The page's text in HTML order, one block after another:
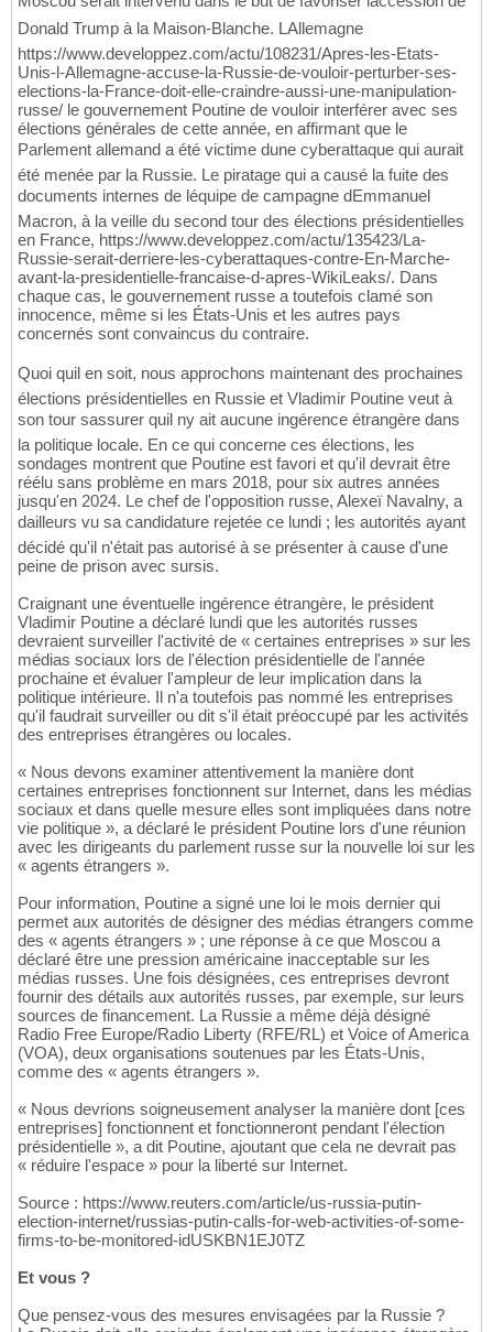
Donald Trump à la Maison-Blanche. LAllemagne
https://www.developpez.com/actu/108231/Apres-les-Etats-
Unis-l-Allemagne-accuse-la-Russie-de-vouloir-perturber-ses-
elections-la-France-doit-elle-craindre-aussi-une-manipulation-
russe/ le gouvernement Poutine de vouloir interférer avec ses
élections générales de cette année, en affirmant que le
Parlement allemand a été victime dune cyberattaque qui aurait
été menée par la Russie. Le piratage qui a causé la fuite des
documents internes de léquipe de campagne dEmmanuel
Macron, à la veille du second tour des élections présidentielles
en France, https://www.developpez.com/actu/135423/La-
Russie-serait-derriere-les-cyberattaques-contre-En-Marche-
avant-la-presidentielle-francaise-d-apres-WikiLeaks/. Dans
chaque cas, le gouvernement russe a toutefois clamé son
innocence, même si les États-Unis et les autres pays
concernés sont convaincus du contraire.
Quoi quil en soit, nous approchons maintenant des prochaines
élections présidentielles en Russie et Vladimir Poutine veut à
son tour sassurer quil ny ait aucune ingérence étrangère dans
la politique locale. En ce qui concerne ces élections, les
sondages montrent que Poutine est favori et qu'il devrait être
réélu sans problème en mars 2018, pour six autres années
jusqu'en 2024. Le chef de l'opposition russe, Alexeï Navalny, a
dailleurs vu sa candidature rejetée ce lundi ; les autorités ayant
décidé qu'il n'était pas autorisé à se présenter à cause d'une
peine de prison avec sursis.
Craignant une éventuelle ingérence étrangère, le président
Vladimir Poutine a déclaré lundi que les autorités russes
devraient surveiller l'activité de « certaines entreprises » sur les
médias sociaux lors de l'élection présidentielle de l'année
prochaine et évaluer l'ampleur de leur implication dans la
politique intérieure. Il n'a toutefois pas nommé les entreprises
qu'il faudrait surveiller ou dit s'il était préoccupé par les activités
des entreprises étrangères ou locales.
« Nous devons examiner attentivement la manière dont
certaines entreprises fonctionnent sur Internet, dans les médias
sociaux et dans quelle mesure elles sont impliquées dans notre
vie politique », a déclaré le président Poutine lors d'une réunion
avec les dirigeants du parlement russe sur la nouvelle loi sur les
« agents étrangers ».
Pour information, Poutine a signé une loi le mois dernier qui
permet aux autorités de désigner des médias étrangers comme
des « agents étrangers » ; une réponse à ce que Moscou a
déclaré être une pression américaine inacceptable sur les
médias russes. Une fois désignées, ces entreprises devront
fournir des détails aux autorités russes, par exemple, sur leurs
sources de financement. La Russie a même déjà désigné
Radio Free Europe/Radio Liberty (RFE/RL) et Voice of America
(VOA), deux organisations soutenues par les États-Unis,
comme des « agents étrangers ».
« Nous devrions soigneusement analyser la manière dont [ces
entreprises] fonctionnent et fonctionneront pendant l'élection
présidentielle », a dit Poutine, ajoutant que cela ne devrait pas
« réduire l'espace » pour la liberté sur Internet.
Source : https://www.reuters.com/article/us-russia-putin-
election-internet/russias-putin-calls-for-web-activities-of-some-
firms-to-be-monitored-idUSKBN1EJ0TZ
Et vous ?
Que pensez-vous des mesures envisagées par la Russie ?